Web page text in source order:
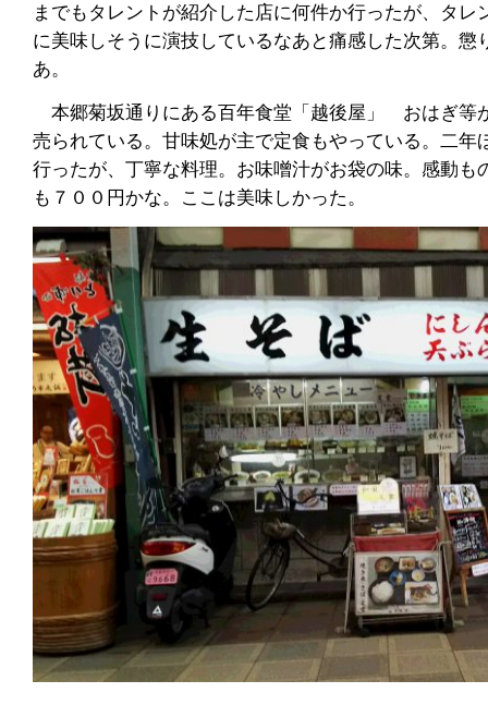
までもタレントが紹介した店に何件か行ったが、タレ
に美味しそうに演技しているなあと痛感した次第。懲
あ。
本郷菊坂通りにある百年食堂「越後屋」 おはぎ等
売られている。甘味処が主で定食もやっている。二年
行ったが、丁寧な料理。お味噌汁がお袋の味。感動も
も７００円かな。ここは美味しかった。